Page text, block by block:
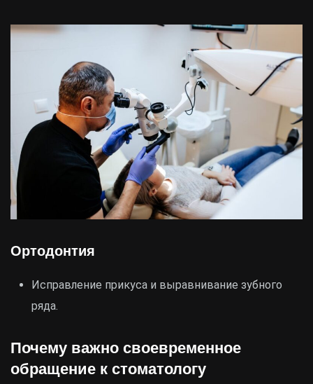
Ортодонтия
Исправление прикуса и выравнивание зубного
ряда.
Почему важно своевременное
обращение к стоматологу